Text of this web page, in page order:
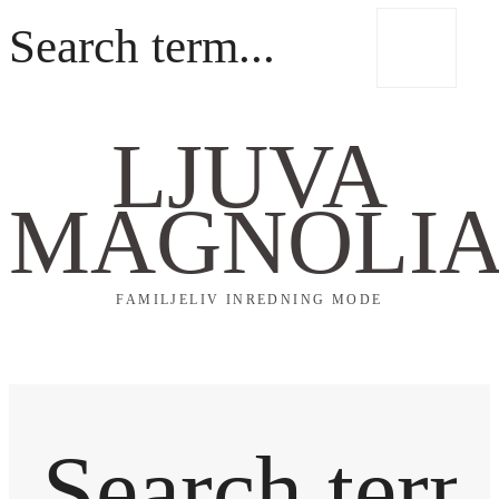
LJUVA
FAMILJELIV INREDNING MODE